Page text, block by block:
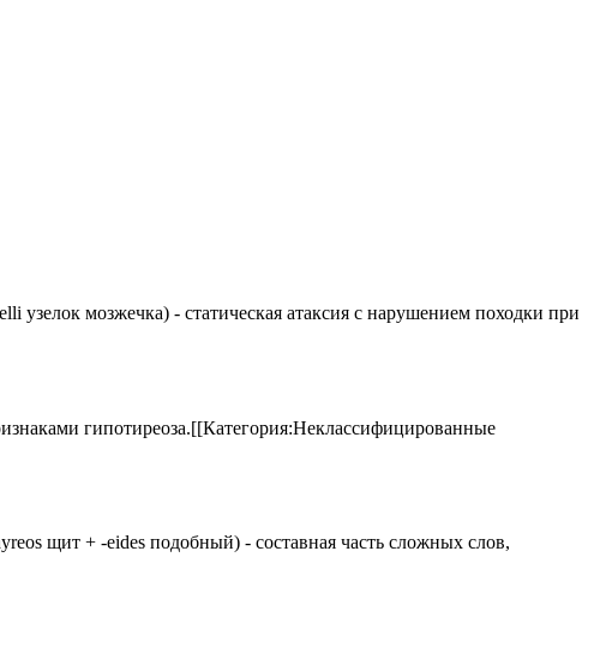
узелок мозжечка) - статическая атаксия с нарушением походки при
гипотиреоза.[[Категория:Неклассифицированные
щит + -eides подобный) - составная часть сложных слов,